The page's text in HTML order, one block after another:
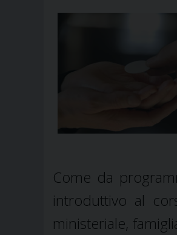
Come da
introduttivo al
ministeriale,